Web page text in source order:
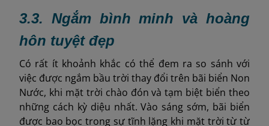
3.3. Ngắm bình minh và hoàng
hôn tuyệt đẹp
Có rất ít khoảnh khắc có thể đem ra so sánh với
việc được ngắm bầu trời thay đổi trên bãi biển Non
Nước, khi mặt trời chào đón và tạm biệt biển theo
những cách kỳ diệu nhất. Vào sáng sớm, bãi biển
được bao bọc trong sự tĩnh lặng khi mặt trời từ từ